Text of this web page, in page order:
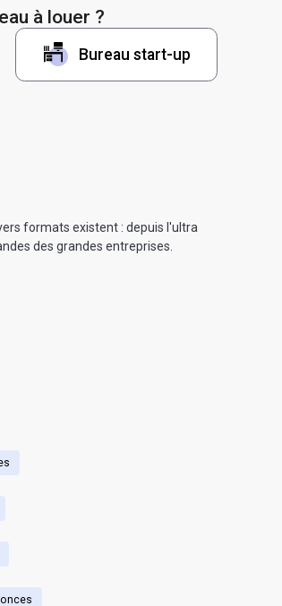
à louer ?
Bureau start-up
formats existent : depuis l'ultra
des grandes entreprises.